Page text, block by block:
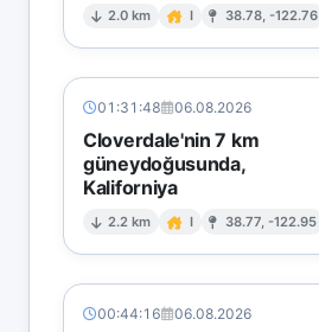
2.0 km I 38.78, -122.76
01:31:48 06.08.2026
Cloverdale'nin 7 km
güneydoğusunda,
Kaliforniya
2.2 km I 38.77, -122.95
00:44:16 06.08.2026